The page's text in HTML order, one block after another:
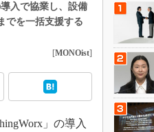
入で協業し、設備
でを一括支援する
[MONOist]
」の導入